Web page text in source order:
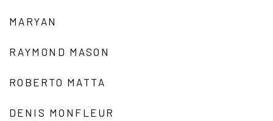
MARYAN
RAYMOND MASON
ROBERTO MATTA
DENIS MONFLEUR